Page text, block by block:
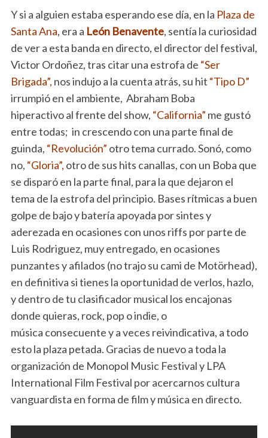
Y si a alguien estaba esperando ese día, en la Plaza de
Santa Ana, era a León Benavente, sentía la curiosidad
de ver a esta banda en directo, el director del festival,
Victor Ordoñez, tras citar una estrofa de “Ser
Brigada”, nos indujo a la cuenta atrás, su hit “Tipo D”
irrumpió en el ambiente, Abraham Boba
hiperactivo al frente del show, “California” me gustó
entre todas; in crescendo con una parte final de
guinda, “Revolución” otro tema currado. Sonó, como
no, “Gloria”, otro de sus hits canallas, con un Boba que
se disparó en la parte final, para la que dejaron el
tema de la estrofa del principio. Bases rítmicas a buen
golpe de bajo y batería apoyada por sintes y
aderezada en ocasiones con unos riffs por parte de
Luis Rodriguez, muy entregado, en ocasiones
punzantes y afilados (no trajo su cami de Motörhead),
en definitiva si tienes la oportunidad de verlos, hazlo,
y dentro de tu clasificador musical los encajonas
donde quieras, rock, pop o indie, o
música consecuente y a veces reivindicativa, a todo
esto la plaza petada. Gracias de nuevo a toda la
organización de Monopol Music Festival y LPA
International Film Festival por acercarnos cultura
vanguardista en forma de film y música en directo.